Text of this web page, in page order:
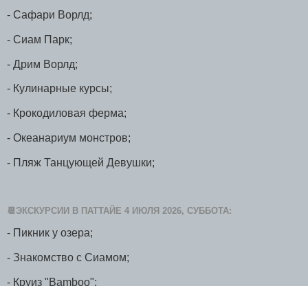
- Сафари Ворлд;
- Сиам Парк;
- Дрим Ворлд;
- Кулинарные курсы;
- Крокодиловая ферма;
- Океанариум монстров;
- Пляж Танцующей Девушки;
📆ЭКСКУРСИИ В ПАТТАЙЕ 4 ИЮЛЯ 2026, СУББОТА:
- Пикник у озера;
- Знакомство с Сиамом;
- Круиз "Bamboo";